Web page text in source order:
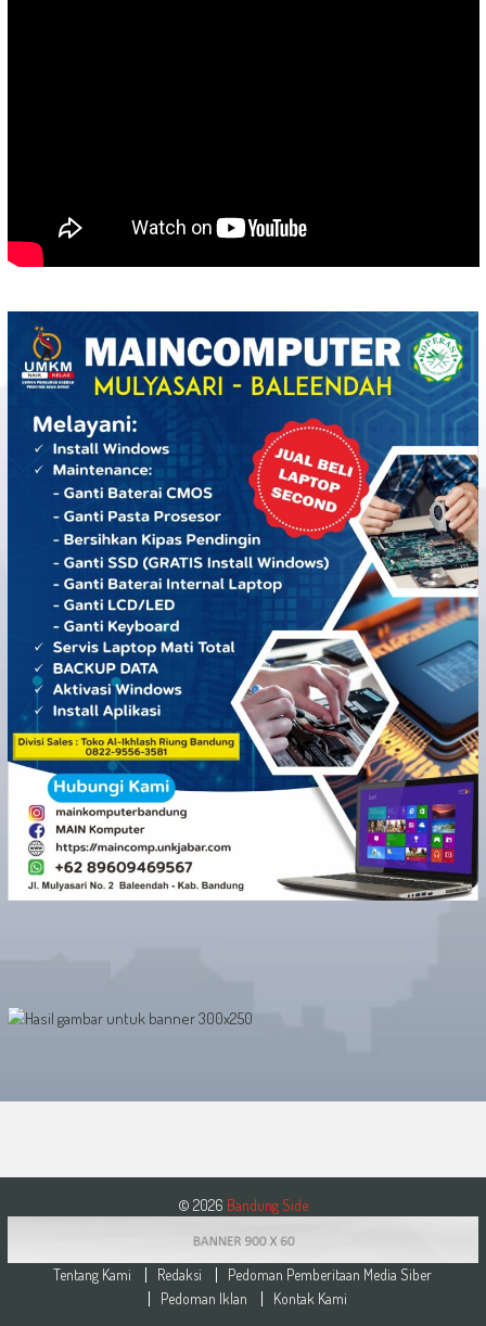
© 2026 Bandung Side
Tentang Kami Redaksi
Pedoman Pemberitaan Media Siber
Pedoman Iklan
Kontak Kami